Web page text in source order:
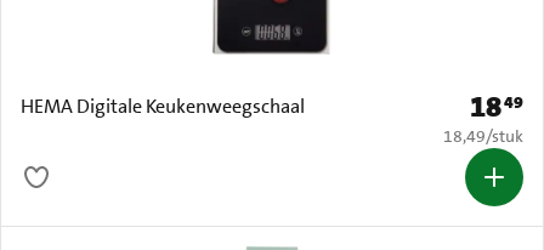
HEMA Digitale Keukenweegschaal Prijs: €
1849
€ 18,49 per
18,49/stuk